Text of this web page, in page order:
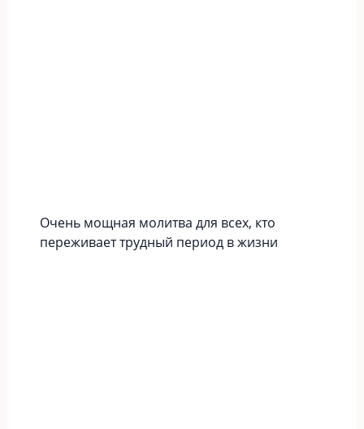
Очень мощная молитва для всех, кто
переживает трудный период в жизни